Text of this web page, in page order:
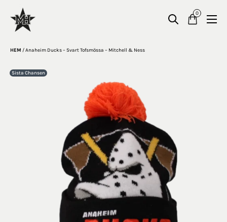
0
HEM /Anaheim Ducks – Svart Tofsmössa – Mitchell & Ness
Sista Chansen